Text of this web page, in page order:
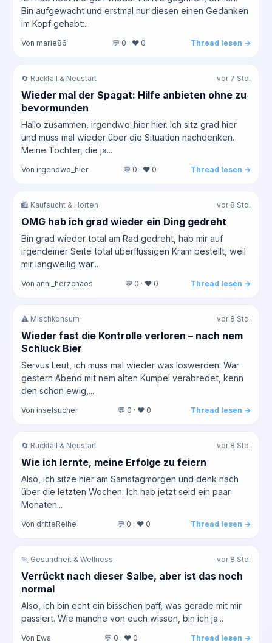
Bin aufgewacht und erstmal nur diesen einen Gedanken
im Kopf gehabt:...
Von marie86 💬 0 · ❤️ 0 Thread lesen →
🔄 Rückfall & Neustart vor 7 Std.
Wieder mal der Spagat: Hilfe anbieten ohne zu
bevormunden
Hallo zusammen, irgendwo_hier hier. Ich sitz grad hier
und muss mal wieder über die Situation nachdenken.
Meine Tochter, die ja...
Von irgendwo_hier 💬 0 · ❤️ 0 Thread lesen →
🛍️ Kaufsucht & Horten vor 8 Std.
OMG hab ich grad wieder ein Ding gedreht
Bin grad wieder total am Rad gedreht, hab mir auf
irgendeiner Seite total überflüssigen Kram bestellt, weil
mir langweilig war...
Von anni_herzchaos 💬 0 · ❤️ 0 Thread lesen →
⚠️ Mischkonsum vor 8 Std.
Wieder fast die Kontrolle verloren – nach nem
Schluck Bier
Servus Leut, ich muss mal wieder was loswerden. War
gestern Abend mit nem alten Kumpel verabredet, kenn
den schon ewig,...
Von inselsucher 💬 0 · ❤️ 0 Thread lesen →
🔄 Rückfall & Neustart vor 8 Std.
Wie ich lernte, meine Erfolge zu feiern
Also, ich sitze hier am Samstagmorgen und denk nach
über die letzten Wochen. Ich hab jetzt seid ein paar
Monaten...
Von dritteReihe 💬 0 · ❤️ 0 Thread lesen →
🏃 Gesundheit & Wellness vor 8 Std.
Verrückt nach dieser Salbe, aber ist das noch
normal
Also, ich bin echt ein bisschen baff, was gerade mit mir
passiert. Wie manche von euch wissen, bin ich ja...
Von Ewa 💬 0 · ❤️ 0 Thread lesen →